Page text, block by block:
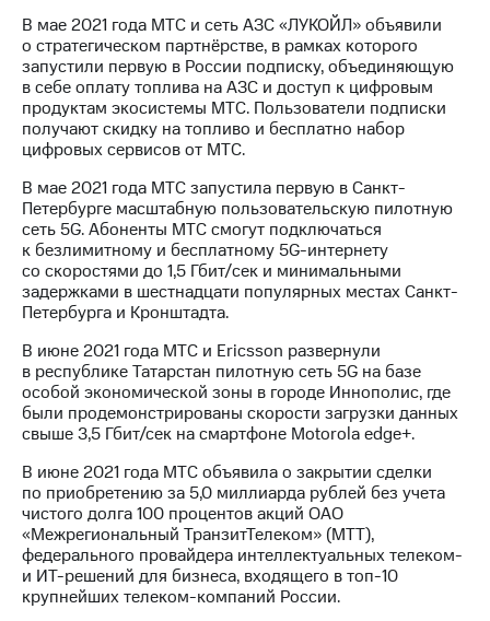
В мае 2021 года МТС и сеть АЗС «ЛУКОЙЛ» объявили
о стратегическом партнёрстве, в рамках которого
запустили первую в России подписку, объединяющую
в себе оплату топлива на АЗС и доступ к цифровым
продуктам экосистемы МТС. Пользователи подписки
получают скидку на топливо и бесплатно набор
цифровых сервисов от МТС.
В мае 2021 года МТС запустила первую в Санкт-
Петербурге масштабную пользовательскую пилотную
сеть 5G. Абоненты МТС смогут подключаться
к безлимитному и бесплатному 5G-интернету
со скоростями до 1,5 Гбит/cек и минимальными
задержками в шестнадцати популярных местах Санкт-
Петербурга и Кронштадта.
В июне 2021 года МТС и Ericsson развернули
в республике Татарстан пилотную сеть 5G на базе
особой экономической зоны в городе Иннополис, где
были продемонстрированы скорости загрузки данных
свыше 3,5 Гбит/сек на смартфоне Motorola edge+.
В июне 2021 года МТС объявила о закрытии сделки
по приобретению за 5,0 миллиарда рублей без учета
чистого долга 100 процентов акций ОАО
«Межрегиональный ТранзитТелеком» (МТТ),
федерального провайдера интеллектуальных телеком-
и ИТ-решений для бизнеса, входящего в топ-10
крупнейших телеком-компаний России.